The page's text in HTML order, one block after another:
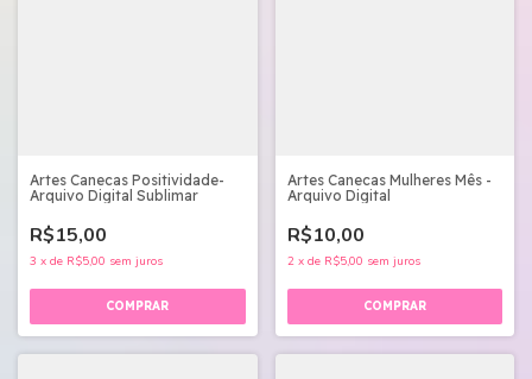
Artes Canecas Positividade-
Arquivo Digital Sublimar
R$15,00
3 x de R$5,00 sem juros
Artes Canecas Mulheres Mês -
Arquivo Digital
R$10,00
2 x de R$5,00 sem juros